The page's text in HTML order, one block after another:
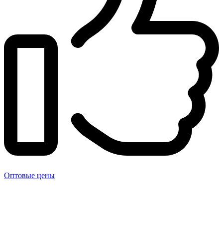
Оптовые цены